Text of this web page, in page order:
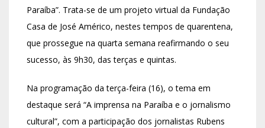
Paraíba”. Trata-se de um projeto virtual da Fundação
Casa de José Américo, nestes tempos de quarentena,
que prossegue na quarta semana reafirmando o seu
sucesso, às 9h30, das terças e quintas.
Na programação da terça-feira (16), o tema em
destaque será “A imprensa na Paraíba e o jornalismo
cultural”, com a participação dos jornalistas Rubens